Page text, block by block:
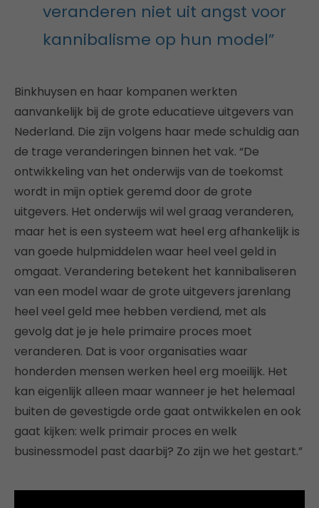
veranderen niet uit angst voor
kannibalisme op hun model”
Binkhuysen en haar kompanen werkten
aanvankelijk bij de grote educatieve uitgevers van
Nederland. Die zijn volgens haar mede schuldig aan
de trage veranderingen binnen het vak. “De
ontwikkeling van het onderwijs van de toekomst
wordt in mijn optiek geremd door de grote
uitgevers. Het onderwijs wil wel graag veranderen,
maar het is een systeem wat heel erg afhankelijk is
van goede hulpmiddelen waar heel veel geld in
omgaat. Verandering betekent het kannibaliseren
van een model waar de grote uitgevers jarenlang
heel veel geld mee hebben verdiend, met als
gevolg dat je je hele primaire proces moet
veranderen. Dat is voor organisaties waar
honderden mensen werken heel erg moeilijk. Het
kan eigenlijk alleen maar wanneer je het helemaal
buiten de gevestigde orde gaat ontwikkelen en ook
gaat kijken: welk primair proces en welk
businessmodel past daarbij? Zo zijn we het gestart.”